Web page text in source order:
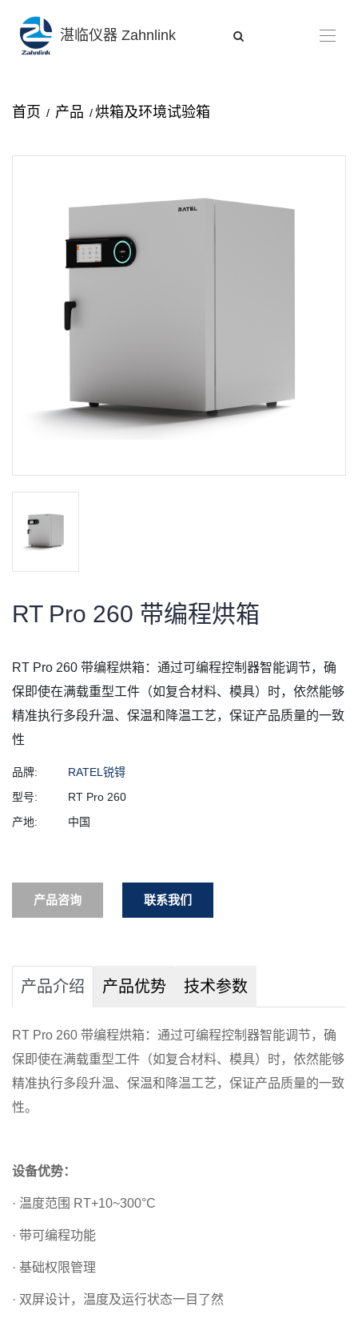
湛临仪器 Zahnlink
首页 产品 烘箱及环境试验箱
RT Pro 260 带编程烘箱
RT Pro 260 带编程烘箱：通过可编程控制器智能调节，确
保即使在满载重型工件（如复合材料、模具）时，依然能够
精准执行多段升温、保温和降温工艺，保证产品质量的一致
性
品牌:
RATEL锐锝
型号:
RT Pro 260
产地:
中国
产品咨询 联系我们
产品介绍 产品优势 技术参数
RT Pro 260 带编程烘箱：通过可编程控制器智能调节，确
保即使在满载重型工件（如复合材料、模具）时，依然能够
精准执行多段升温、保温和降温工艺，保证产品质量的一致
性。
设备优势：
· 温度范围 RT+10~300°C
· 带可编程功能
· 基础权限管理
· 双屏设计，温度及运行状态一目了然